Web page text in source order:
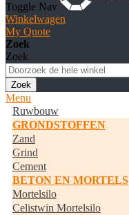
Toggle Nav
Winkelwagen
My Quote
Zoek
Zoek
Zoek
Menu
Ruwbouw
GRONDSTOFFEN
Zand
Grind
Cement
BETON EN MORTELS
Mortelsilo
Celistwin Mortelsilo